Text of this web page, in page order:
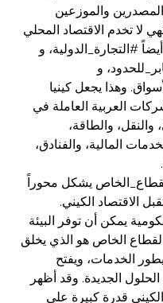
والموزعين
لا تخدم الاقتصاد المحلي
#التجارة_الدولية، و
، و
. وهذا يجعل كينيا
العربية العاملة في
والنقل، والطاقة،
المالية، والفنادق،
يشكل محوراً
الاقتصاد الكيني.
يمكن أن توفر البيئة
الخاص هو الذي يخلق
الخدمات، ويفتح
الجديدة. وقد أظهر
قدرة كبيرة على